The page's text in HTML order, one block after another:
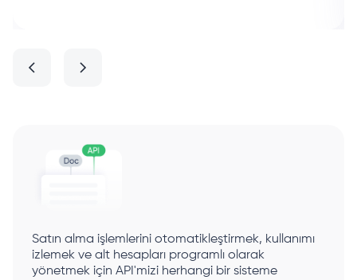
Satın alma işlemlerini otomatikleştirmek, kullanımı
izlemek ve alt hesapları programlı olarak
yönetmek için API'mizi herhangi bir sisteme